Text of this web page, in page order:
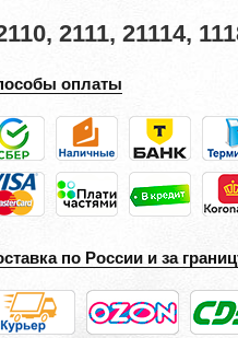
2111, 21114,
оплаты
по России и за